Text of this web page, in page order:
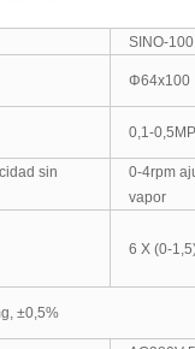
SINO-100
Φ64x100
0,1-
sin
0-4rpm
vapor
6 X (0-
±0,5%